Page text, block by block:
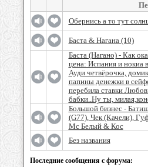
Обернись а то тут
Баста & Нагана (10)
Баста (Нагано) - Как
цена: Испания и нокиа
Ауди четвёрочка,
папины денежки в
перебила ставки
бабки..Ну ты,
Большой бизнес -
(G77), Чек (Качели),
Mc Белый & Кос
Без названия
Последние сообщения с форума: